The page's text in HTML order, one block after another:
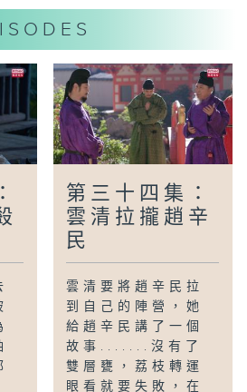
第三十四集：
雲清拉攏趙辛
民
雲清要將趙辛民拉
到自己的陣營，她
給趙辛民講了一個
故事.......沒有了
雙層甕，荔枝轉運
眼看就要失敗，在